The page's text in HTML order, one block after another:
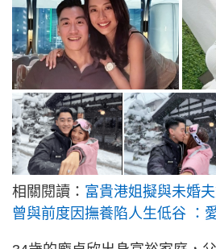
相關閱讀： 富貴港姐擬與未婚
曾與前度因撫養陷人生低谷 ：